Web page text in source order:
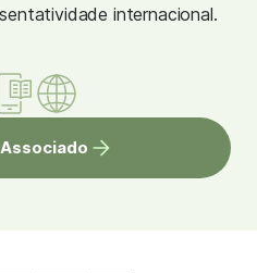
internacional.